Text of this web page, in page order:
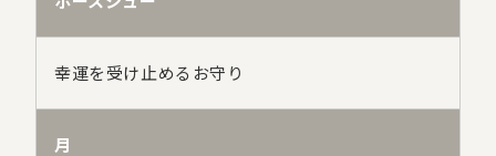
幸運を受け止めるお守り
月